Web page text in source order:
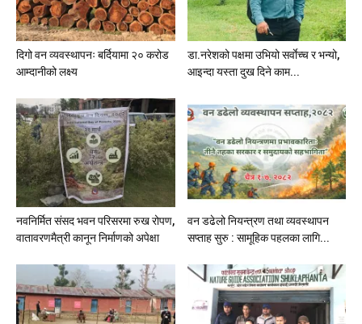
दिगो वन व्यवस्थापनः बर्दियामा २० करोड
आम्दानीको लक्ष्य
डा.नरेशको पक्षमा उभियो सर्वाेच्च र भन्यो,
आइन्दा यस्ता दुख दिने काम...
नवनिर्मित संसद भवन परिसरमा रुख रोपण,
वातावरणमैत्री कानून निर्माणको अपेक्षा
वन डढेलो नियन्त्रण तथा व्यवस्थापन
सप्ताह सुरु : सामूहिक पहलका लागि...